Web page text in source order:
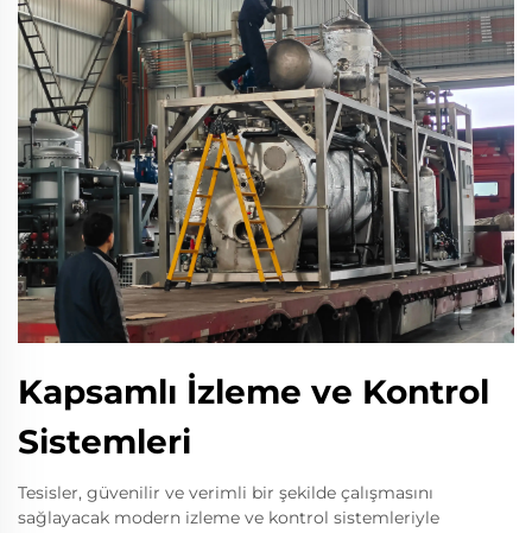
Kapsamlı İzleme ve Kontrol
Sistemleri
Tesisler, güvenilir ve verimli bir şekilde çalışmasını
sağlayacak modern izleme ve kontrol sistemleriyle